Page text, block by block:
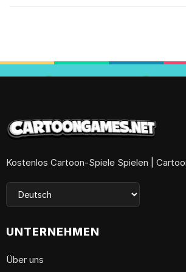
Kostenlos Cartoon-Spiele Spielen |
UNTERNEHMEN
Über uns